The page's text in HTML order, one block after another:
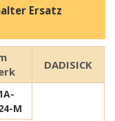
Ersatz
DADISICK
M